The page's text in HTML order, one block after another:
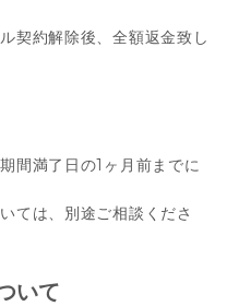
契約解除後、全額返金致し
間満了日の1ヶ月前までに
ては、別途ご相談くださ
いて